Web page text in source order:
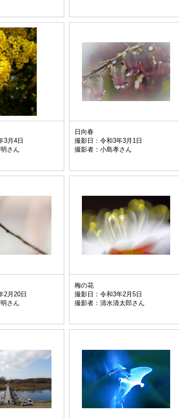
3月4日
さん
日向春
撮影日：令和3年3月1日
撮影者：小島孝さん
2月20日
さん
梅の花
撮影日：令和3年2月5日
撮影者：清水清太郎さん